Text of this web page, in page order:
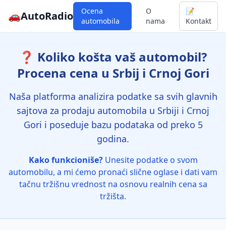
🚗AutoRadio
Ocena
automobila
O
nama
📝
Kontakt
❓ Koliko košta vaš automobil?
Procena cena u Srbij i Crnoj Gori
Naša platforma analizira podatke sa svih glavnih
sajtova za prodaju automobila u Srbiji i Crnoj
Gori i poseduje bazu podataka od preko 5
godina.
Kako funkcioniše?Unesite podatke o svom
automobilu, a mi ćemo pronaći slične oglase i dati vam
tačnu tržišnu vrednost na osnovu realnih cena sa
tržišta.